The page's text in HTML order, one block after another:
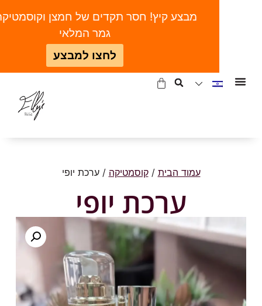
עמוד הבית /קוסמטיקה/ ערכת יופי
ערכת יופי
מבצע קיץ! חסר תקדים של חמצן וקוסמטיקה |
גמר המלאי
לחצו למבצע